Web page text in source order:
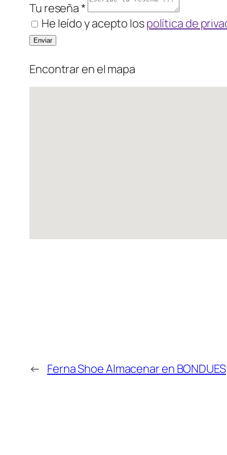
Tu reseña *
He leído y acepto lospolítica de
Encontrar en el mapa
← Ferna ShoeAlmacenar en BONDUES